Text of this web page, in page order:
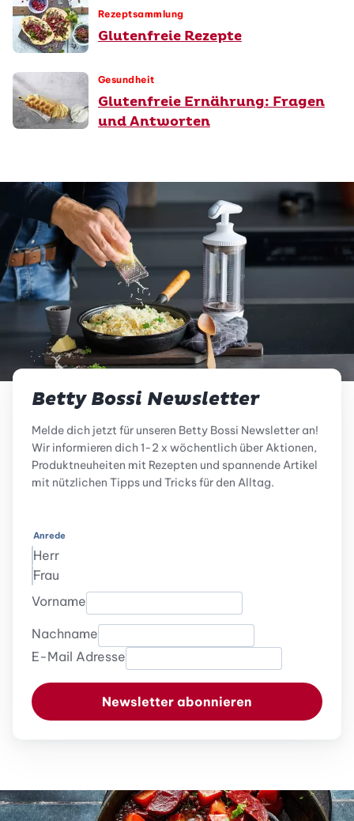
Rezeptsammlung
Glutenfreie Rezepte
Gesundheit
Glutenfreie Ernährung: Fragen
und Antworten
Betty Bossi Newsletter
Melde dich jetzt für unseren Betty Bossi Newsletter an!
Wir informieren dich 1-2 x wöchentlich über Aktionen,
Produktneuheiten mit Rezepten und spannende Artikel
mit nützlichen Tipps und Tricks für den Alltag.
Anrede
Herr
Frau
Vorname
Nachname
E-Mail Adresse
Newsletter abonnieren